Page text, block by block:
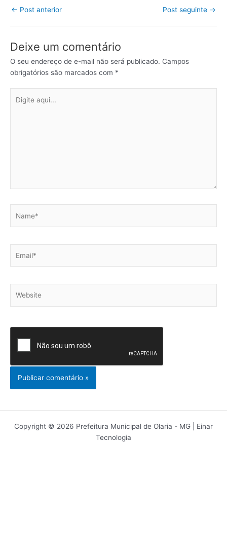
← Post anterior Post seguinte →
Deixe um comentário
O seu endereço de e-mail não será publicado. Campos
obrigatórios são marcados com *
aqui...
Copyright © 2026 Prefeitura Municipal de Olaria - MG | Einar
Tecnologia